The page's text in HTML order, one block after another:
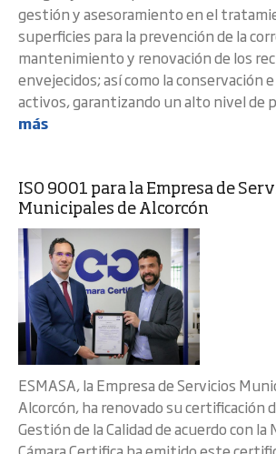
gestión y asesoramiento en el
superficies para la prevención de la
mantenimiento y renovación de los
envejecidos; así como la conservación
activos, garantizando un alto nivel de
más
ISO 9001 para la Empresa de
Municipales de Alcorcón
ESMASA, la Empresa de Servicios
Alcorcón, ha renovado su certificación
Gestión de la Calidad de acuerdo con la